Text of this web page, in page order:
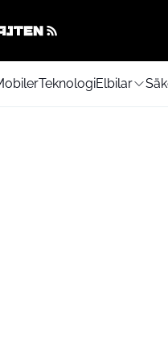
TeknologiElbilar